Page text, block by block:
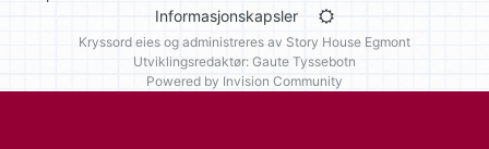
Informasjonskapsler
Kryssord eies og administreres av Story House Egmont
Utviklingsredaktør: Gaute Tyssebotn
Powered by Invision Community